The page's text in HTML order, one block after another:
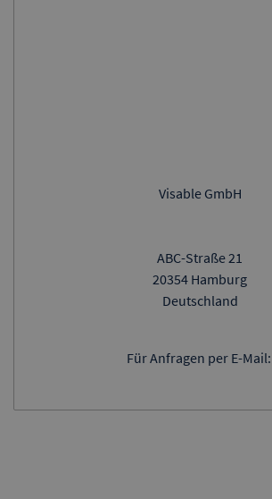
Visable GmbH
ABC-Straße 21
20354 Hamburg
Deutschland
Für Anfragen per E-Mail: